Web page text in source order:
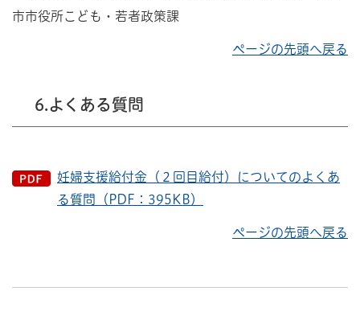
市市役所こども・若者政策課
ページの先頭へ戻る
6.よくある質問
妊婦支援給付金（２回目給付）についてのよくあ
る質問（PDF：395KB）
ページの先頭へ戻る